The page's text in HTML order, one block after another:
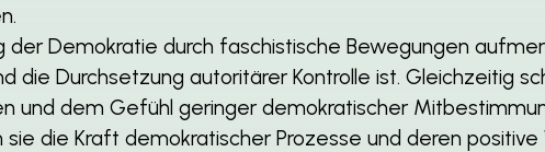
Demokratie durch faschistische Bewegungen
die Durchsetzung autoritärer Kontrolle ist. Gleichzeitig
und dem Gefühl geringer demokratischer
die Kraft demokratischer Prozesse und deren positive